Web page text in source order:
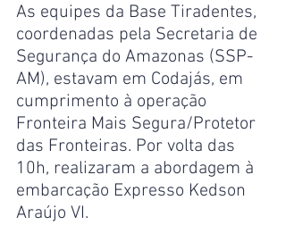
As equipes da Base Tiradentes,
coordenadas pela Secretaria de
Segurança do Amazonas (SSP-
AM), estavam em Codajás, em
cumprimento à operação
Fronteira Mais Segura/Protetor
das Fronteiras. Por volta das
10h, realizaram a abordagem à
embarcação Expresso Kedson
Araújo VI.